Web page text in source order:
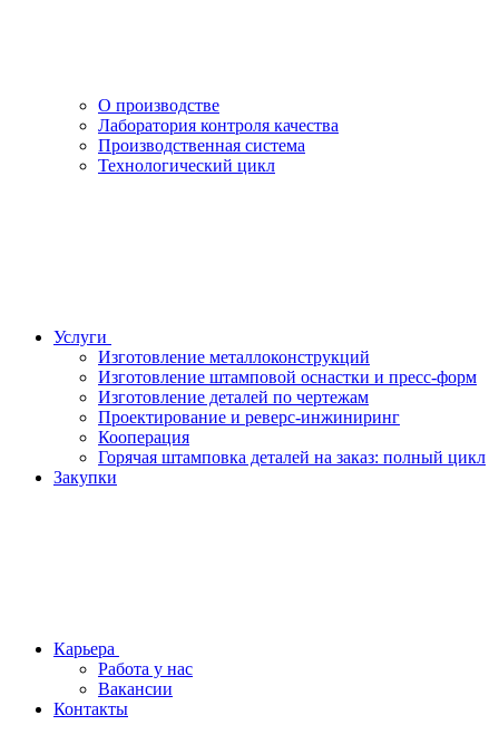
О производстве
Лаборатория контроля качества
Производственная система
Технологический цикл
Услуги
Изготовление металлоконструкций
Изготовление штамповой оснастки и пресс-форм
Изготовление деталей по чертежам
Проектирование и реверс-инжиниринг
Кооперация
Горячая штамповка деталей на заказ: полный цикл
Закупки
Карьера
Работа у нас
Вакансии
Контакты